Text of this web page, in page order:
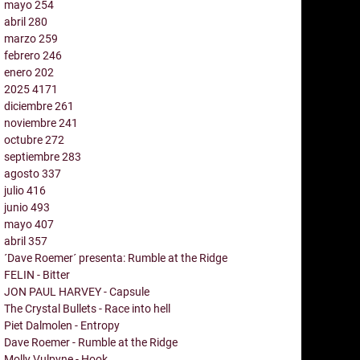
mayo254
abril280
marzo259
febrero246
enero202
20254171
diciembre261
noviembre241
octubre272
septiembre283
agosto337
julio416
junio493
mayo407
abril357
´Dave Roemer´ presenta: Rumble at the Ridge
FELIN - Bitter
JON PAUL HARVEY - Capsule
The Crystal Bullets - Race into hell
Piet Dalmolen - Entropy
Dave Roemer - Rumble at the Ridge